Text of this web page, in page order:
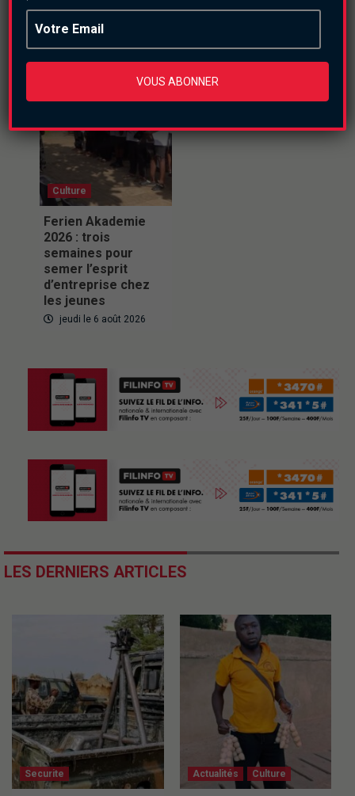
Culture
Ferien Akademie
2026 : trois
semaines pour
semer l’esprit
d’entreprise chez
les jeunes
jeudi le 6 août 2026
LES DERNIERS ARTICLES
Securite Actualités Culture
VOUS ABONNER